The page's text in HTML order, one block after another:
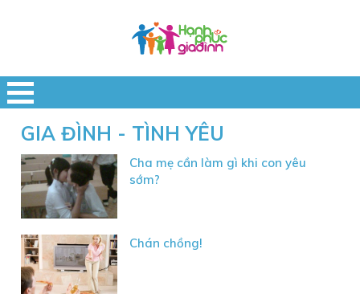
GIA ĐÌNH - TÌNH YÊU
Cha mẹ cần làm gì khi con yêu
sớm?
Chán chồng!